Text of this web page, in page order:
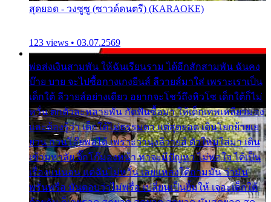
สุดยอด - วงซูซู (ซาวด์ดนตรี) (KARAOKE)
123 views • 03.07.2569
พ่อส่งเงินสามพัน ให้ฉันเรียนราม ได้อีกสักสามพัน ฉันคง
บ๊าย บาย จะไปซื้อกางเกงยีนส์ ลีวายส์มาใส่ เพราะเราเป็น
เด็กใต้ ลีวายส์อย่างเดียว อยากจะโชว์ถึงหิวโซ เด็กใต้ก็ไม่
หวั่น ตกตัวละหลายพัน กัดฟันซื้อมา ให้เด็กเทพเหลียวมอง
และต้องรู้ว่า เด็กใต้ไม่ธรรมดา แต่สุดยอด เดินโยกย้ายเย
ยวน กวนโอ๊ยพอได้ เพราะว่านุ่งลีวายส์ ตัวใหม่ใส่มา เดิน
เข้ามหาลัย จิ๊กโก๊มองหน้า ท่าจะมีปัญหา ไม่พอใจ ได้เป็น
เรื่องแน่นอน แต่ฉันไม่หวั่น เลยแหลงใต้ถามมัน ว่ามัน
พรั่นพรือ มันตอบว่าไม่พรื่อ เปลี่ยนเป็นยิ้มให้ เจอะเด็กใต้